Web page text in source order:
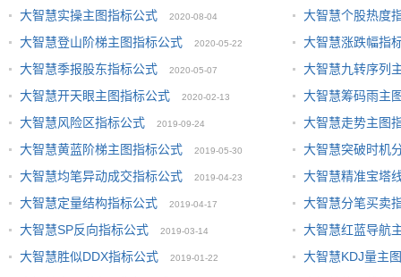
大智慧实操主图指标公式
2020-08-04
大智慧个股热度
大智慧登山阶梯主图指标公式
2020-05-22
大智慧涨跌幅指
大智慧季报股东指标公式
2020-05-07
大智慧九转序列
大智慧开天眼主图指标公式
2020-02-13
大智慧筹码雨主
大智慧风险区指标公式
2019-09-24
大智慧走势主图
大智慧黄蓝阶梯主图指标公式
2019-05-30
大智慧突破时机
大智慧均笔异动成交指标公式
2019-04-23
大智慧精准宝塔
大智慧定量结构指标公式
2019-04-17
大智慧分笔买卖
大智慧SP反向指标公式
2019-03-14
大智慧红蓝导航
大智慧胜似DDX指标公式
2019-01-22
大智慧KDJ量主